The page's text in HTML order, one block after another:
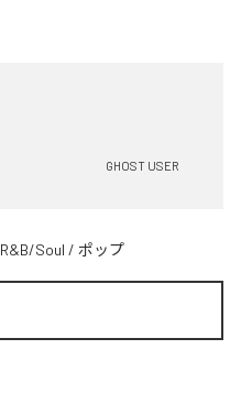
GHOST USER
R&B/Soul / ポップ